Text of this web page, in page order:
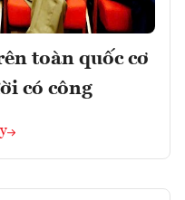
toàn quốc cơ
có công